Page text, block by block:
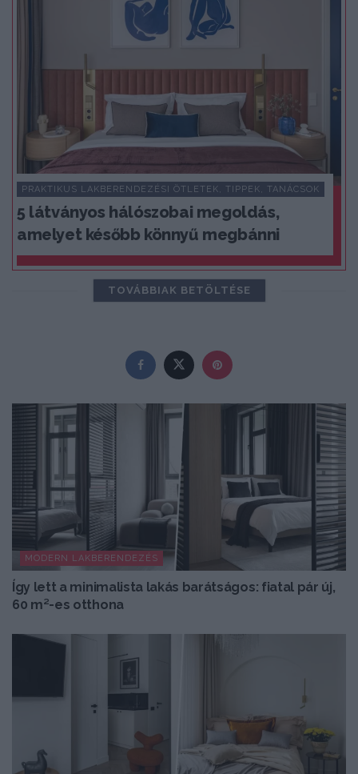
PRAKTIKUS LAKBERENDEZÉSI ÖTLETEK, TIPPEK, TANÁCSOK
5 látványos hálószobai megoldás,
amelyet később könnyű megbánni
TOVÁBBIAK BETÖLTÉSE
MODERN LAKBERENDEZÉS
Így lett a minimalista lakás barátságos: fiatal pár új,
60 m²-es otthona